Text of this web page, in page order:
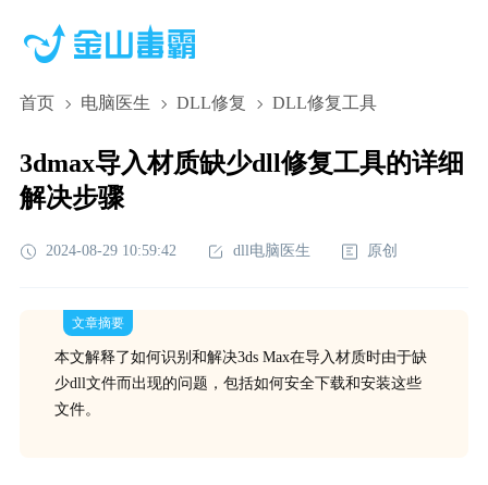
首页 电脑医生 DLL修复 DLL修复工具
3dmax导入材质缺少dll修复工具的详细
解决步骤
2024-08-29 10:59:42 dll电脑医生 原创
文章摘要
本文解释了如何识别和解决3ds Max在导入材质时由于缺
少dll文件而出现的问题，包括如何安全下载和安装这些
文件。